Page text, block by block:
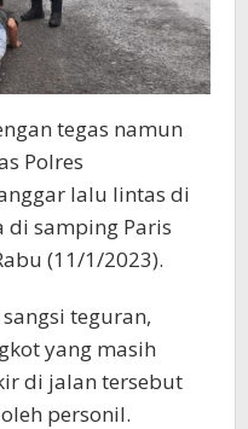
tegas namun
Polres
lalu lintas di
di samping Paris
(11/1/2023).
teguran,
yang masih
di jalan tersebut
personil.